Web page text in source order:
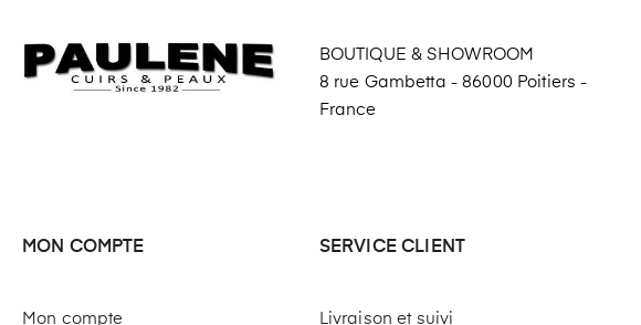
BOUTIQUE & SHOWROOM
8 rue Gambetta - 86000 Poitiers -
France
MON COMPTE
Mon compte
SERVICE CLIENT
Livraison et suivi